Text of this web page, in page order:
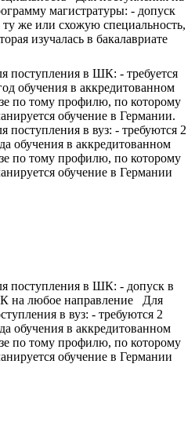
магистратуры: - допуск
ту же или схожую специальность,
изучалась в бакалавриате
поступления в ШК: - требуется
обучения в аккредитованном
по тому профилю, по которому
обучение в Германии.
поступления в вуз: - требуются 2
обучения в аккредитованном
по тому профилю, по которому
обучение в Германии
поступления в ШК: - допуск в
на любое направление Для
в вуз: - требуются 2
обучения в аккредитованном
по тому профилю, по которому
обучение в Германии